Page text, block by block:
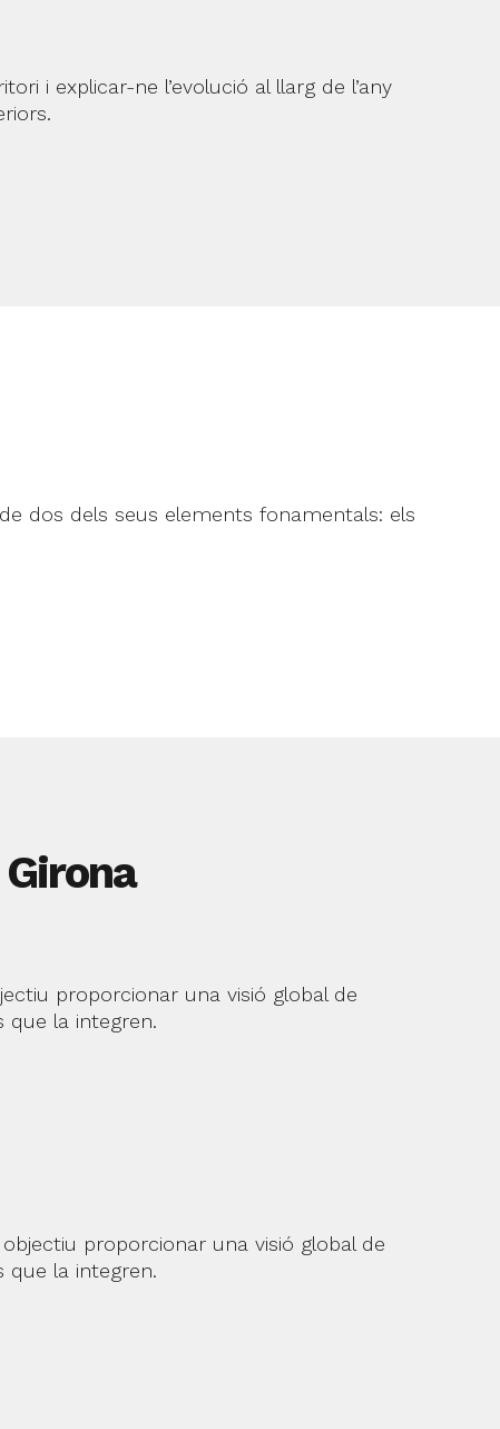
i explicar-ne l’evolució al llarg de l’any
dos dels seus elements fonamentals: els
proporcionar una visió global de
que la integren.
proporcionar una visió global de
que la integren.